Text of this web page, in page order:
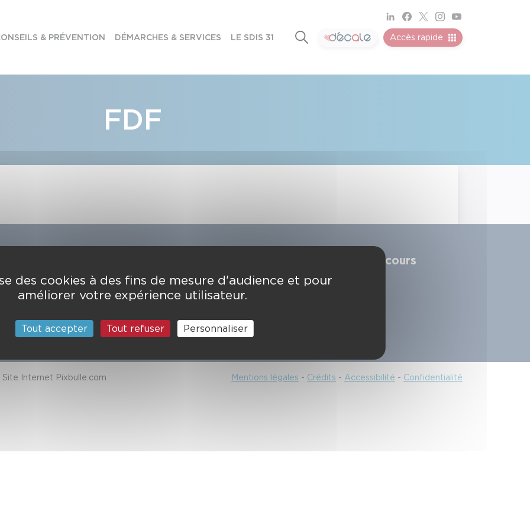
& PRÉVENTION DÉMARCHES & SERVICES LE SDIS 31 Accès rapide
FDF
CEDEX
Alerter les secours
18/112
Internet Pixbulle.com Mentions légales - Crédits - Accessibilité - Confidentialité
des cookies à des fins de mesure d'audience et pour
améliorer votre expérience utilisateur.
Tout accepter Tout refuser Personnaliser